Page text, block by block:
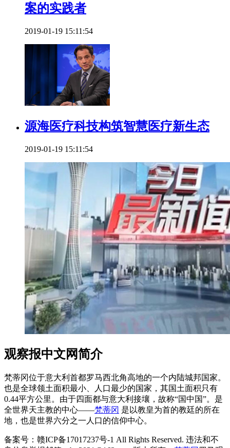
案的实践者​
2019-01-19 15:11:54
源海医疗科技构筑智慧医疗新生态
2019-01-19 15:11:54
观察报中文网简介
梵蒂冈位于意大利首都罗马西北角高地的一个内陆城邦国家。
也是全球领土面积最小、人口最少的国家，其国土面积只有
0.44平方公里。由于四面都与意大利接壤，故称“国中国”。是
全世界天主教的中心——梵蒂冈 是以教皇为首的教廷的所在
地，也是世界六分之一人口的信仰中心。
备案号：赣ICP备17017237号-1 All Rights Reserved. 违法和不